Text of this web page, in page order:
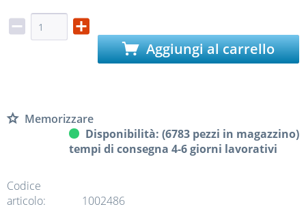
Aggiungi al carrello
Memorizzare
Disponibilità: (6783 pezzi in magazzino)
tempi di consegna 4-6 giorni lavorativi
Codice
articolo:
1002486